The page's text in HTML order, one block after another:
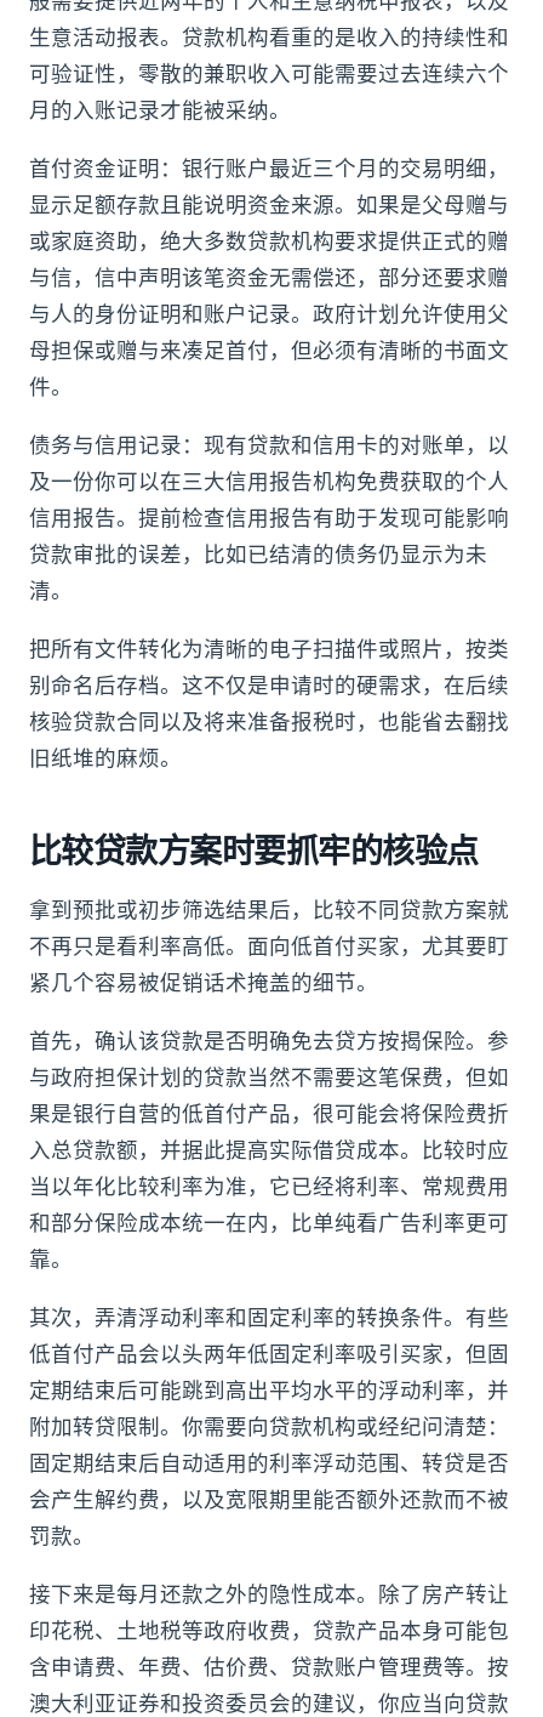
生意活动报表。贷款机构看重的是收入的持续性和
可验证性，零散的兼职收入可能需要过去连续六个
月的入账记录才能被采纳。
首付资金证明：银行账户最近三个月的交易明细，
显示足额存款且能说明资金来源。如果是父母赠与
或家庭资助，绝大多数贷款机构要求提供正式的赠
与信，信中声明该笔资金无需偿还，部分还要求赠
与人的身份证明和账户记录。政府计划允许使用父
母担保或赠与来凑足首付，但必须有清晰的书面文
件。
债务与信用记录：现有贷款和信用卡的对账单，以
及一份你可以在三大信用报告机构免费获取的个人
信用报告。提前检查信用报告有助于发现可能影响
贷款审批的误差，比如已结清的债务仍显示为未
清。
把所有文件转化为清晰的电子扫描件或照片，按类
别命名后存档。这不仅是申请时的硬需求，在后续
核验贷款合同以及将来准备报税时，也能省去翻找
旧纸堆的麻烦。
比较贷款方案时要抓牢的核验点
拿到预批或初步筛选结果后，比较不同贷款方案就
不再只是看利率高低。面向低首付买家，尤其要盯
紧几个容易被促销话术掩盖的细节。
首先，确认该贷款是否明确免去贷方按揭保险。参
与政府担保计划的贷款当然不需要这笔保费，但如
果是银行自营的低首付产品，很可能会将保险费折
入总贷款额，并据此提高实际借贷成本。比较时应
当以年化比较利率为准，它已经将利率、常规费用
和部分保险成本统一在内，比单纯看广告利率更可
靠。
其次，弄清浮动利率和固定利率的转换条件。有些
低首付产品会以头两年低固定利率吸引买家，但固
定期结束后可能跳到高出平均水平的浮动利率，并
附加转贷限制。你需要向贷款机构或经纪问清楚：
固定期结束后自动适用的利率浮动范围、转贷是否
会产生解约费，以及宽限期里能否额外还款而不被
罚款。
接下来是每月还款之外的隐性成本。除了房产转让
印花税、土地税等政府收费，贷款产品本身可能包
含申请费、年费、估价费、贷款账户管理费等。按
澳大利亚证券和投资委员会的建议，你应当向贷款